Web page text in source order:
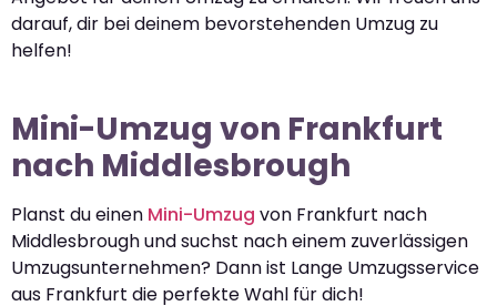
darauf, dir bei deinem bevorstehenden Umzug zu
helfen!
Mini-Umzug von Frankfurt
nach Middlesbrough
Planst du einen Mini-Umzug von Frankfurt nach
Middlesbrough und suchst nach einem zuverlässigen
Umzugsunternehmen? Dann ist Lange Umzugsservice
aus Frankfurt die perfekte Wahl für dich!